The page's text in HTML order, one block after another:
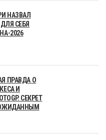
НАЗВАЛ
СЕБЯ
2026
ПРАВДА О
И
СЕКРЕТ